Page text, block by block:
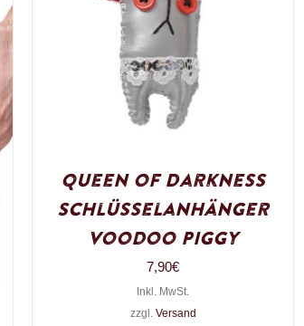
Queen of Darkness
Schlüsselanhänger
Voodoo Piggy
7,90€
Inkl. MwSt.
zzgl. Versand